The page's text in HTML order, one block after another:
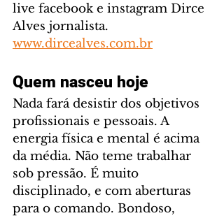
live facebook e instagram Dirce
Alves jornalista.
www.dircealves.com.br
Quem nasceu hoje
Nada fará desistir dos objetivos
profissionais e pessoais. A
energia física e mental é acima
da média. Não teme trabalhar
sob pressão. É muito
disciplinado, e com aberturas
para o comando. Bondoso,